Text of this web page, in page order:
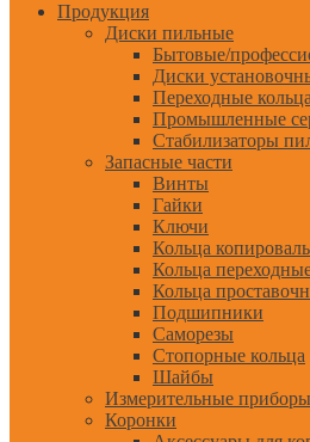
Продукция
Диски пильные
Бытовые/
Диски
Переходные
Промышленные
Стабилизаторы
Запасные части
Винты
Гайки
Ключи
Кольца
Кольца
Кольца
Подшипники
Саморезы
Стопорные кольца
Шайбы
Измерительные приборы
Коронки